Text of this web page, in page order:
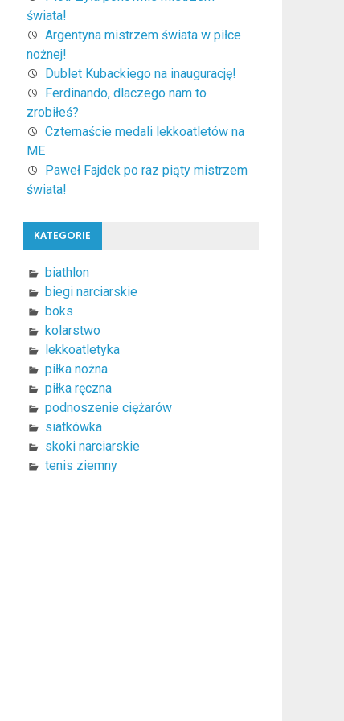
świata!
Argentyna mistrzem świata w piłce
nożnej!
Dublet Kubackiego na inaugurację!
Ferdinando, dlaczego nam to
zrobiłeś?
Czternaście medali lekkoatletów na
ME
Paweł Fajdek po raz piąty mistrzem
świata!
KATEGORIE
biathlon
biegi narciarskie
boks
kolarstwo
lekkoatletyka
piłka nożna
piłka ręczna
podnoszenie ciężarów
siatkówka
skoki narciarskie
tenis ziemny